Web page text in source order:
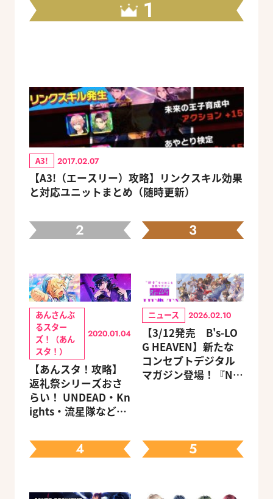
1
A3! 2017.02.07
【A3!（エースリー）攻略】リンクスキル効果
と対応ユニットまとめ（随時更新）
2
あんさんぶ
るスター
ズ！（あん
スタ！）
2020.01.04
【あんスタ！攻略】
返礼祭シリーズおさ
らい！ UNDEAD・Kn
ights・流星隊など、
ェック
3
ニュース 2026.02.10
【3/12発売 B's-LO
G HEAVEN】新たな
コンセプトデジタル
マガジン登場！『NU:
中！
4 5